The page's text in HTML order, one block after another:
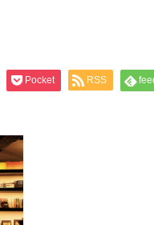
Pocket RSS